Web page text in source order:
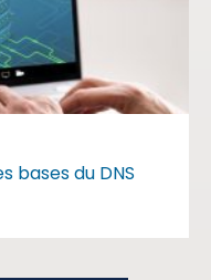
bases du DNS